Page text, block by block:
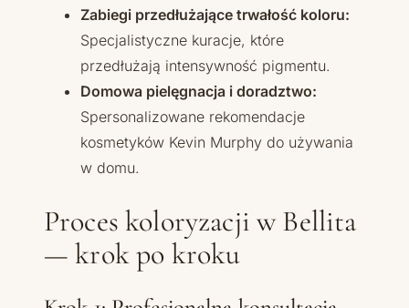
Zabiegi przedłużające trwałość koloru:
Specjalistyczne kuracje, które
przedłużają intensywność pigmentu.
Domowa pielęgnacja i doradztwo:
Spersonalizowane rekomendacje
kosmetyków Kevin Murphy do używania
w domu.
Proces koloryzacji w Bellita
— krok po kroku